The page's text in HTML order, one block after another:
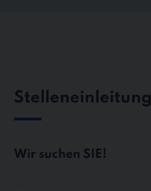
Stelleneinleitung
Wir suchen SIE!